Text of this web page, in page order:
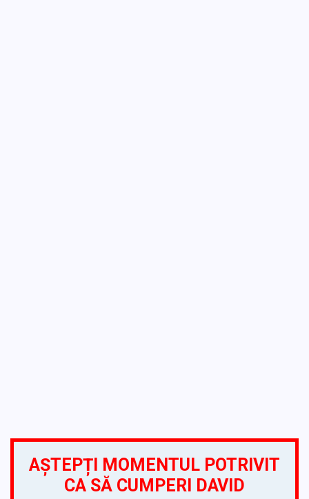
AȘTEPȚI MOMENTUL POTRIVIT
CA SĂ CUMPERI DAVID